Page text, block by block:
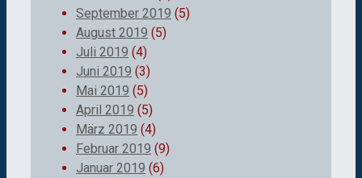
September 2019 (5)
August 2019 (5)
Juli 2019 (4)
Juni 2019 (3)
Mai 2019 (5)
April 2019 (5)
März 2019 (4)
Februar 2019 (9)
Januar 2019 (6)